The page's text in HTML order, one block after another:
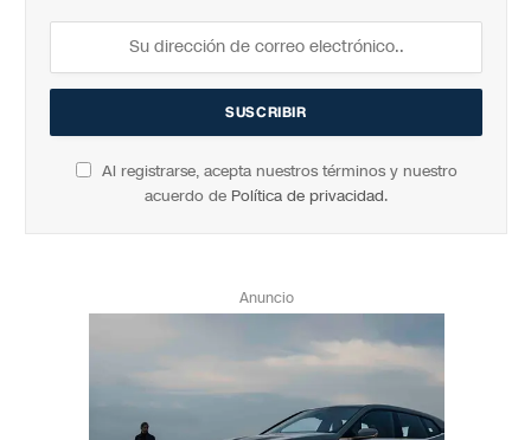
Al registrarse, acepta nuestros términos y nuestro
acuerdo de Política de privacidad.
Anuncio